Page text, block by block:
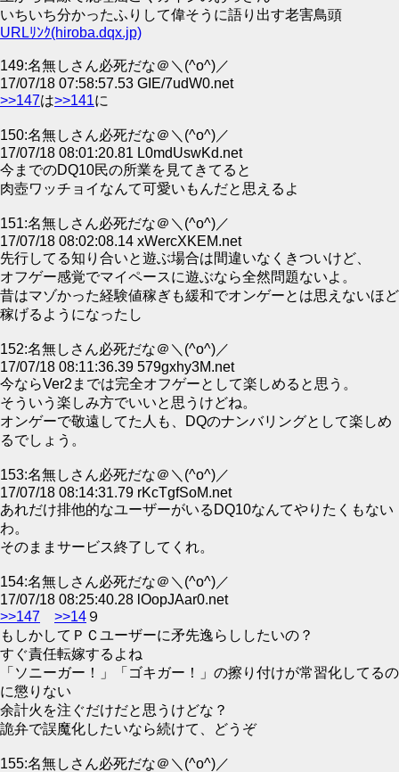
いちいち分かったふりして偉そうに語り出す老害鳥頭
URLﾘﾝｸ(hiroba.dqx.jp)
149:名無しさん必死だな＠＼(^o^)／
17/07/18 07:58:57.53 GIE/7udW0.net
>>147は>>141に
150:名無しさん必死だな＠＼(^o^)／
17/07/18 08:01:20.81 L0mdUswKd.net
今までのDQ10民の所業を見てきてると
肉壺ワッチョイなんて可愛いもんだと思えるよ
151:名無しさん必死だな＠＼(^o^)／
17/07/18 08:02:08.14 xWercXKEM.net
先行してる知り合いと遊ぶ場合は間違いなくきついけど、
オフゲー感覚でマイペースに遊ぶなら全然問題ないよ。
昔はマゾかった経験値稼ぎも緩和でオンゲーとは思えないほど
稼げるようになったし
152:名無しさん必死だな＠＼(^o^)／
17/07/18 08:11:36.39 579gxhy3M.net
今ならVer2までは完全オフゲーとして楽しめると思う。
そういう楽しみ方でいいと思うけどね。
オンゲーで敬遠してた人も、DQのナンバリングとして楽しめ
るでしょう。
153:名無しさん必死だな＠＼(^o^)／
17/07/18 08:14:31.79 rKcTgfSoM.net
あれだけ排他的なユーザーがいるDQ10なんてやりたくもない
わ。
そのままサービス終了してくれ。
154:名無しさん必死だな＠＼(^o^)／
17/07/18 08:25:40.28 lOopJAar0.net
>>147
>>14 ９
もしかしてＰＣユーザーに矛先逸らししたいの？
すぐ責任転嫁するよね
「ソニーガー！」「ゴキガー！」の擦り付けが常習化してるの
に懲りない
余計火を注ぐだけだと思うけどな？
詭弁で誤魔化したいなら続けて、どうぞ
155:名無しさん必死だな＠＼(^o^)／